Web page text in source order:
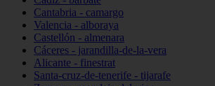
Cantabria - camargo
Valencia - alboraya
Castellón - almenara
Cáceres - jarandilla-de-la-vera
Alicante - finestrat
Santa-cruz-de-tenerife - tijarafe